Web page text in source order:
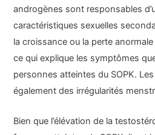
androgènes sont responsables
caractéristiques sexuelles
la croissance ou la perte anormale
ce qui explique les symptômes
personnes atteintes du SOPK.
également des irrégularités
Bien que l’élévation de la